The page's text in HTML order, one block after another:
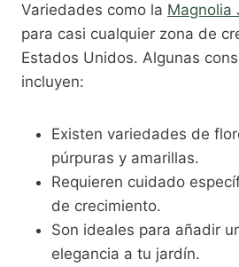
Variedades como la Magnolia
para casi cualquier zona de
Estados Unidos. Algunas
incluyen:
Existen variedades de
púrpuras y amarillas.
Requieren cuidado
de crecimiento.
Son ideales para añadir
elegancia a tu jardín.